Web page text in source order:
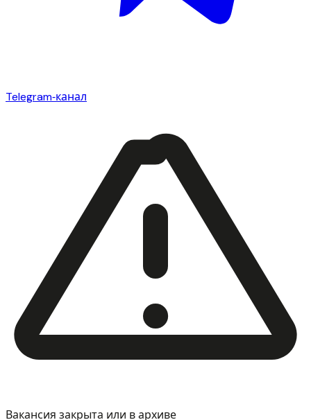
Telegram‑канал
Вакансия закрыта или в архиве